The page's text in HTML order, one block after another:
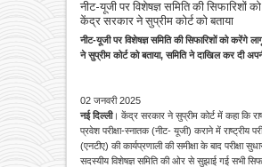
नीट-यूजी पर विशेषज्ञ समिति की सिफारिशों
केंद्र सरकार ने सुप्रीम कोर्ट को बताया
नीट-यूजी पर विशेषज्ञ समिति की सिफारिशों को करेंगे
ने सुप्रीम कोर्ट को बताया, समिति ने दाखिल कर दी अपनी
02 जनवरी 2025
नई दिल्ली। केंद्र सरकार ने सुप्रीम कोर्ट में कहा कि
प्रवेश परीक्षा-स्नातक (नीट- यूजी) कराने में राष्ट्रीय
(एनटीए) की कार्यप्रणाली की समीक्षा के बाद परीक्षा
सदस्यीय विशेषज्ञ समिति की ओर से सुझाई गई सभी